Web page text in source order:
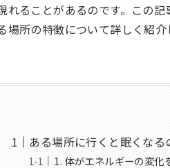
れることがあるのです。この
場所の特徴について詳しく紹介
ある場所に行くと眠くなる
1. 体がエネルギーの変化